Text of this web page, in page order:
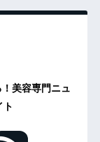
美容専門ニュ
ト